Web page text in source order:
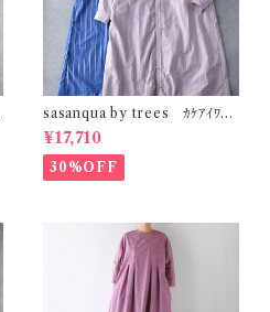
sasanqua by trees ｶｹｱｲﾜﾝ
ﾋﾟｰｽ AN-318
¥17,710
30%OFF